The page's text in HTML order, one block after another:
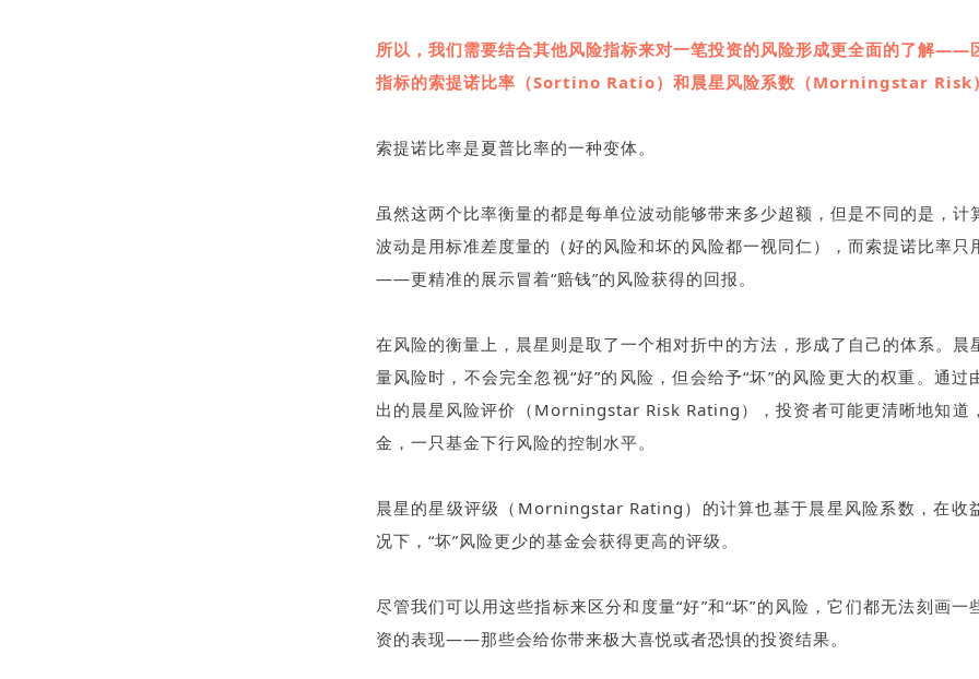
所以，我们需要结合其他风险指标来对一笔投资的风险形成更全面的了解——
指标的索提诺比率（Sortino Ratio）和晨星风险系数（Morningstar Risk
索提诺比率是夏普比率的一种变体。
虽然这两个比率衡量的都是每单位波动能够带来多少超额，但是不同的是，计
波动是用标准差度量的（好的风险和坏的风险都一视同仁），而索提诺比率只
——更精准的展示冒着“赔钱”的风险获得的回报。
在风险的衡量上，晨星则是取了一个相对折中的方法，形成了自己的体系。晨
量风险时，不会完全忽视“好”的风险，但会给予“坏”的风险更大的权重。通过
出的晨星风险评价（Morningstar Risk Rating），投资者可能更清晰地知道
金，一只基金下行风险的控制水平。
晨星的星级评级（Morningstar Rating）的计算也基于晨星风险系数，在收
况下，“坏”风险更少的基金会获得更高的评级。
尽管我们可以用这些指标来区分和度量“好”和“坏”的风险，它们都无法刻画一
资的表现——那些会给你带来极大喜悦或者恐惧的投资结果。